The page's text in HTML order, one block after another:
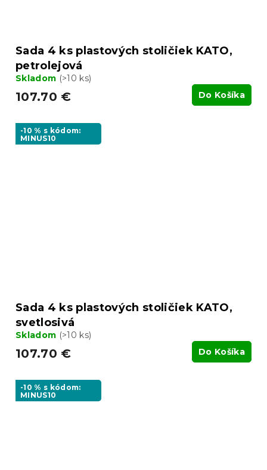
Sada 4 ks plastových stoličiek KATO,
petrolejová
Skladom (>10 ks)
107.70 € Do Košíka
-10 % s kódom:
MINUS10
Sada 4 ks plastových stoličiek KATO,
svetlosivá
Skladom (>10 ks)
107.70 € Do Košíka
-10 % s kódom:
MINUS10